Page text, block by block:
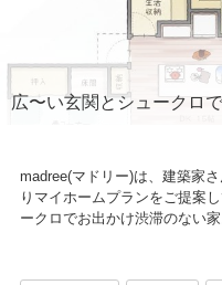
広〜い玄関とシュークロ
madree(マドリー)は、建築家
りマイホームプランをご提案
ークロでお出かけ渋滞のない